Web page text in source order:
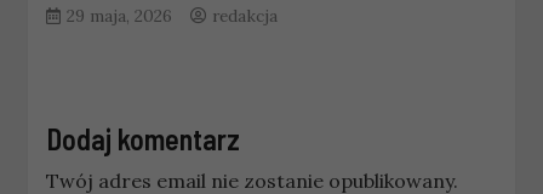
29 maja, 2026 redakcja
Dodaj komentarz
Twój adres email nie zostanie opublikowany.